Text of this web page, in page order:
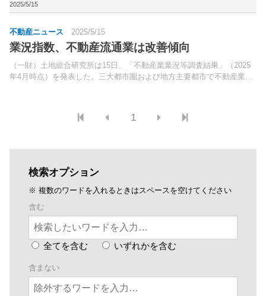
2025/5/15
不動産ニュース 2025/5/15
業況指数、不動産流通業は改善傾向
（一財）土地総合研究所は15日、「不動産業業況等調査結果」（2025
年4月時点）を発表した。三大都市圏および地方主要都市で不動産業を
1
検索オプション
※ 複数のワードを入れるときはスペースを空けてください
含む
全てを含む いずれかを含む
含まない